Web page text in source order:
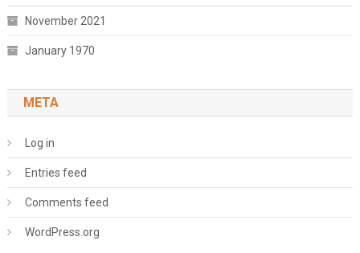
November 2021
January 1970
META
Log in
Entries feed
Comments feed
WordPress.org